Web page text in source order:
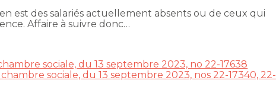
est des salariés actuellement absents ou de ceux qui
Affaire à suivre donc…
sociale, du 13 septembre 2023, no 22-17638
sociale, du 13 septembre 2023, nos 22-17340, 22-